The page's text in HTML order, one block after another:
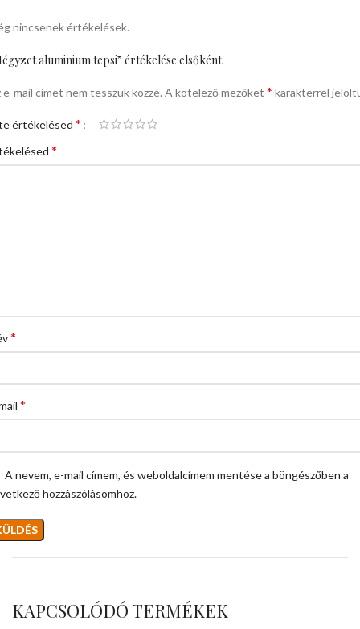
nincsenek értékelések.
aluminium tepsi” értékelése elsőként
e-mail címet nem tesszük közzé. A kötelező mezőket * karakterrel
értékelésed *
*
*
*
A nevem, e-mail címem, és weboldalcímem mentése a böngészőben a
hozzászólásomhoz.
KAPCSOLÓDÓ TERMÉKEK